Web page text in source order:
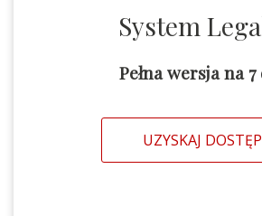
System
Pełna wersja na
UZYSKAJ DOSTĘP